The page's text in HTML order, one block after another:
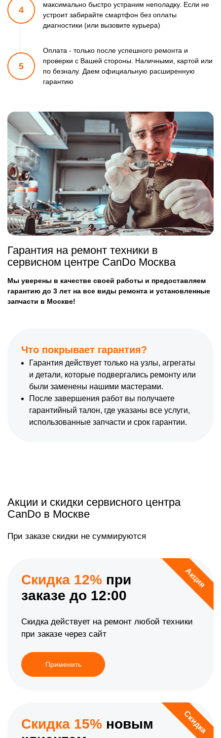
4
максимально быстро устраним неполадку. Если не
устроит забирайте смартфон без оплаты
диагностики (или вызовите курьера)
5
Оплата - только после успешного ремонта и
проверки с Вашей стороны. Наличными, картой или
по безналу. Даем официальную расширенную
гарантию
Гарантия на ремонт техники в
сервисном центре CanDo Москва
Мы уверены в качестве своей работы и предоставляем
гарантию до 3 лет на все виды ремонта и установленные
запчасти в Москве!
Что покрывает гарантия?
Гарантия действует только на узлы, агрегаты
и детали, которые подвергались ремонту или
были заменены нашими мастерами.
После завершения работ вы получаете
гарантийный талон, где указаны все услуги,
использованные запчасти и срок гарантии.
Акции и скидки сервисного центра
CanDo в Москве
При заказе скидки не суммируются
Акция
Скидка 12% при
заказе до 12:00
Скидка действует на ремонт любой техники
при заказе через сайт
Применить
Скидка
Скидка 15% новым